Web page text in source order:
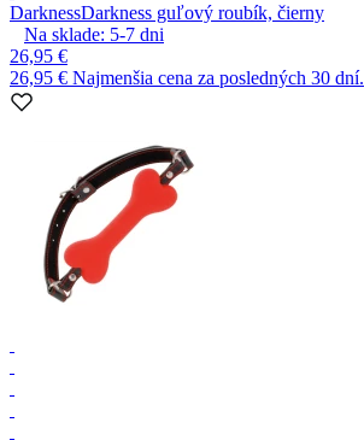
DarknessDarkness guľový roubík, čierny
Na sklade: 5-7 dni
26,95 €
26,95 € Najmenšia cena za posledných 30 dní.